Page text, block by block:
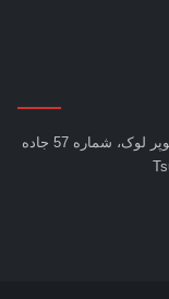
آپارتمان 16/FL، فاز 2، مرکز صنعتی سوپر لوک، شماره 57 جاده